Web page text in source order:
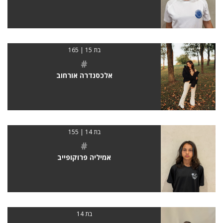
בת 15 | 165
#
אלכסנדרה אורחוב
בת 14 | 155
#
אמיליה פרוקופייב
בת 14